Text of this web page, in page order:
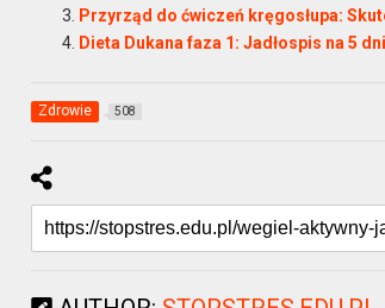
Przyrząd do ćwiczeń kręgosłupa:
Dieta Dukana faza 1: Jadłospis na 5
Zdrowie 508